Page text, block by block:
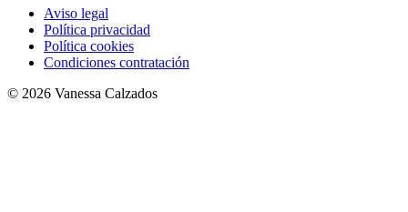
Aviso legal
Política privacidad
Política cookies
Condiciones contratación
© 2026 Vanessa Calzados